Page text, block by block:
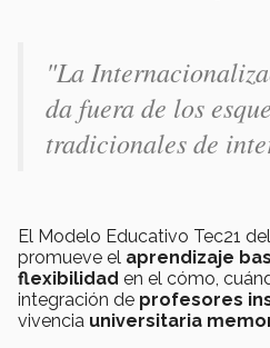
"La
da fuera de los
tradicionales de
El Modelo Educativo Tec21
promueve el aprendizaje
flexibilidad en el cómo,
integración de profesores
vivencia universitaria